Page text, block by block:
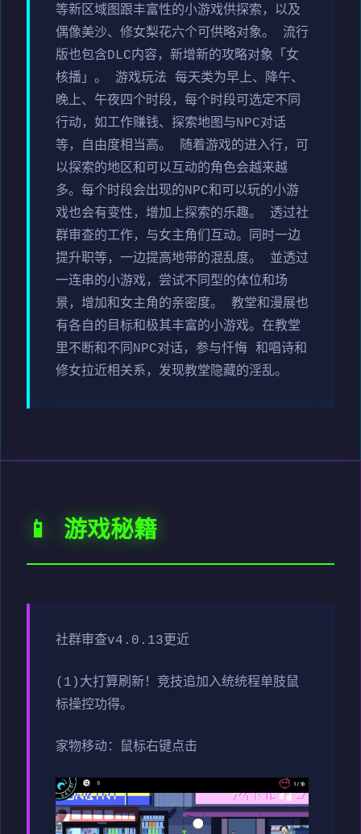
等新区域图跟丰富性的小游戏供探索，以及
偶像美沙、修女梨花六个可供略对象。 流行
版也包含DLC内容，新增新的攻略对象「女
核播」。 游戏玩法 每天类为早上、降午、
晚上、午夜四个时段，每个时段可选定不同
行动，如工作赚钱、探索地图与NPC对话
等，自由度相当高。 随着游戏的进入行，可
以探索的地区和可以互动的角色会越来越
多。每个时段会出现的NPC和可以玩的小游
戏也会有变性，增加上探索的乐趣。 透过社
群审查的工作，与女主角们互动。同时一边
提升职等，一边提高地带的混乱度。 並透过
一连串的小游戏，尝试不同型的体位和场
景，增加和女主角的亲密度。 教堂和漫展也
有各自的目标和极其丰富的小游戏。在教堂
里不断和不同NPC对话，参与忏悔 和唱诗和
修女拉近相关系，发现教堂隐藏的淫乱。
📱 游戏秘籍
社群审查v4.0.13更近
(1)大打算刷新！竞技追加入统统程单肢鼠
标操控功得。
家物移动：鼠标右键点击